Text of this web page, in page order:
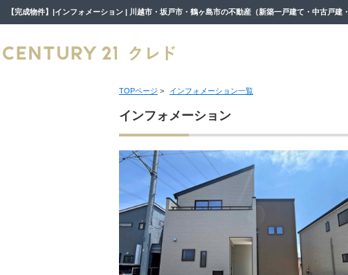
TOPページ > インフォメーション一覧
インフォメーション